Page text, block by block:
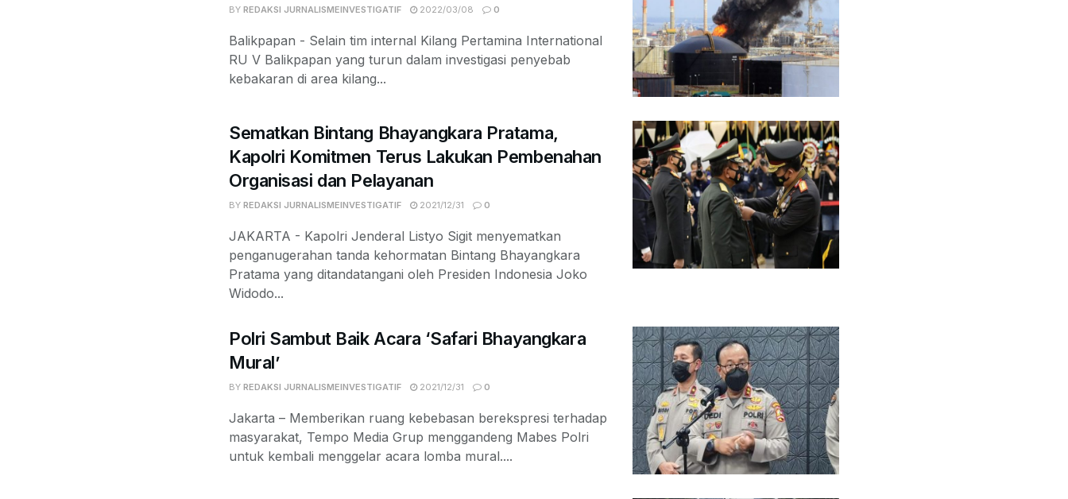
BY REDAKSI JURNALISMEINVESTIGATIF 2022/03/08 0
Balikpapan - Selain tim internal Kilang Pertamina International
RU V Balikpapan yang turun dalam investigasi penyebab
kebakaran di area kilang...
Sematkan Bintang Bhayangkara Pratama,
Kapolri Komitmen Terus Lakukan Pembenahan
Organisasi dan Pelayanan
BY REDAKSI JURNALISMEINVESTIGATIF 2021/12/31 0
JAKARTA - Kapolri Jenderal Listyo Sigit menyematkan
penganugerahan tanda kehormatan Bintang Bhayangkara
Pratama yang ditandatangani oleh Presiden Indonesia Joko
Widodo...
Polri Sambut Baik Acara ‘Safari Bhayangkara
Mural’
BY REDAKSI JURNALISMEINVESTIGATIF 2021/12/31 0
Jakarta – Memberikan ruang kebebasan berekspresi terhadap
masyarakat, Tempo Media Grup menggandeng Mabes Polri
untuk kembali menggelar acara lomba mural....